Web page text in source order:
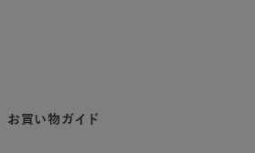
お買い物ガイド